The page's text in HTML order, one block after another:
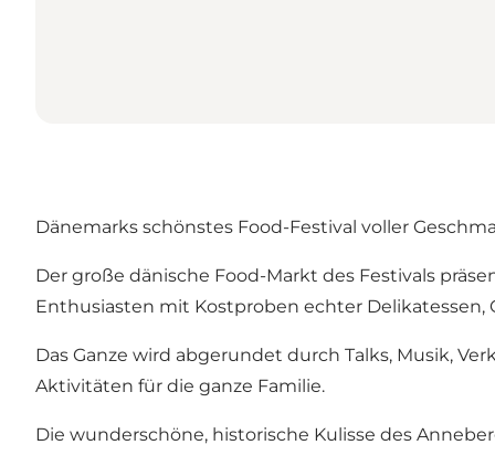
Dänemarks schönstes Food-Festival voller
Der große dänische Food-Markt des Festivals
Enthusiasten mit Kostproben echter
Das Ganze wird abgerundet durch Talks, Musik,
Aktivitäten für die ganze Familie.
Die wunderschöne, historische Kulisse des